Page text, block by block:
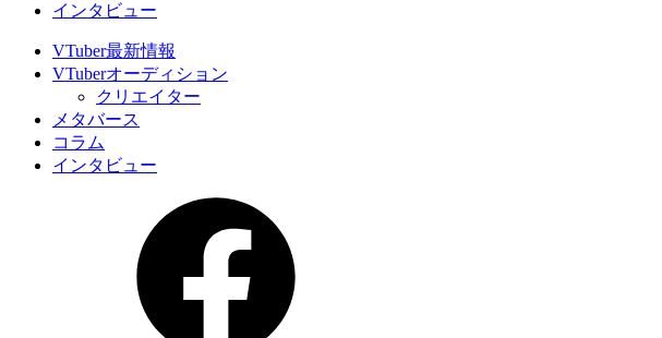
インタビュー
VTuber最新情報
VTuberオーディション
クリエイター
メタバース
コラム
インタビュー